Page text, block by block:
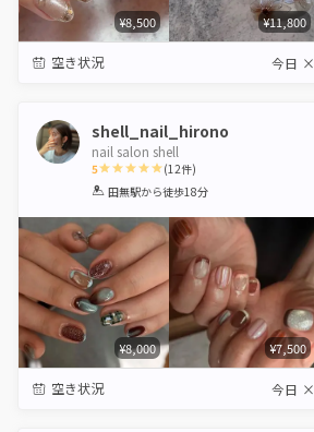
¥8,500 ¥11,800
空き状況 今日 ×
shell_nail_hirono
nail salon shell
5
1 2 3 4 5
(12件)
田無駅から徒歩18分
¥8,000 ¥7,500
空き状況 今日 ×